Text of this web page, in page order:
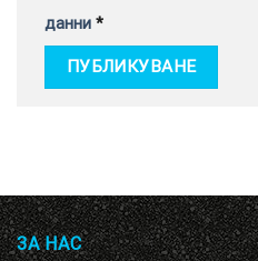
данни *
ЗА НАС